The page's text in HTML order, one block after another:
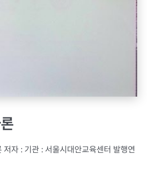
저자 : 기관 : 서울시대안교육센터 발행연